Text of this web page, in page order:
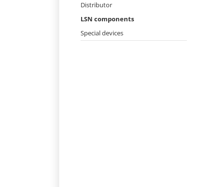
Distributor
LSN components
Special devices